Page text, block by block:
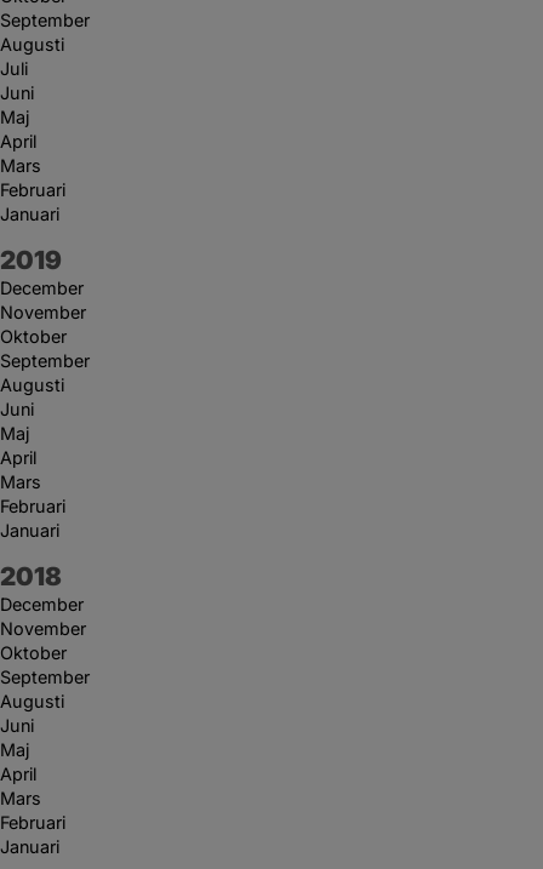
September
Augusti
Juli
Juni
Maj
April
Mars
Februari
Januari
År:
2019
December
November
Oktober
September
Augusti
Juni
Maj
April
Mars
Februari
Januari
År:
2018
December
November
Oktober
September
Augusti
Juni
Maj
April
Mars
Februari
Januari